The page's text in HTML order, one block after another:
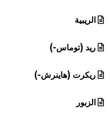
الريبية
ريد (توماس-)
ريكرت (هاينرش-)
الزبور